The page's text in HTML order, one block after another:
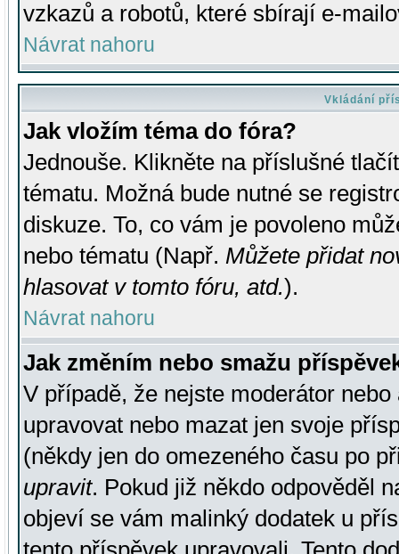
vzkazů a robotů, které sbírají e-
Návrat nahoru
Vkládání
Jak vložím téma do fóra?
Jednouše. Klikněte na příslušné
tématu. Možná bude nutné se
diskuze. To, co vám je povoleno
nebo tématu (Např. Můžete přidat
hlasovat v tomto fóru, atd.).
Návrat nahoru
Jak změním nebo smažu
V případě, že nejste moderátor
upravovat nebo mazat jen svoje
(někdy jen do omezeného času po
upravit. Pokud již někdo odpověděl
objeví se vám malinký dodatek u